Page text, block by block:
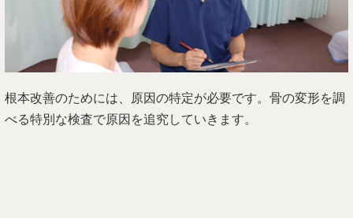
根本改善のためには、原因の特定が必要です。骨の変形を調
べる特別な検査で原因を追究していきます。